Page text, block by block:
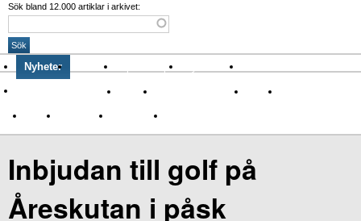
Sök bland 12.000 artiklar i arkivet:
Nyheter Krönikor Sport & spel Nyhetsbrev
Om Idrottens Affärer
Affärer I spåren av Corona Arena
Namn Sponsring TV-nyheter
Inbjudan till golf på
Åreskutan i påsk